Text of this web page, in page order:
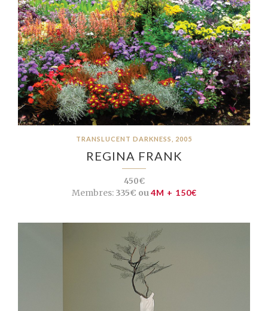
TRANSLUCENT DARKNESS, 2005
REGINA FRANK
450€
Membres:335€ ou4M + 150€